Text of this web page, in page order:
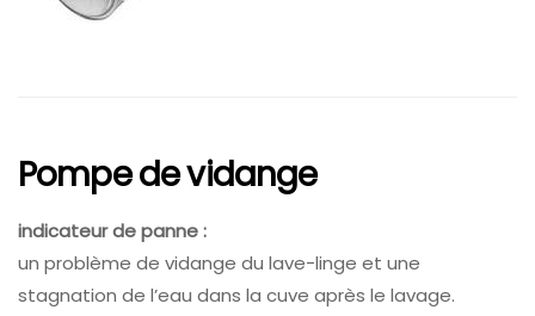
Pompe de vidange
indicateur de panne :
un problème de vidange du lave-linge et une
stagnation de l’eau dans la cuve après le lavage.